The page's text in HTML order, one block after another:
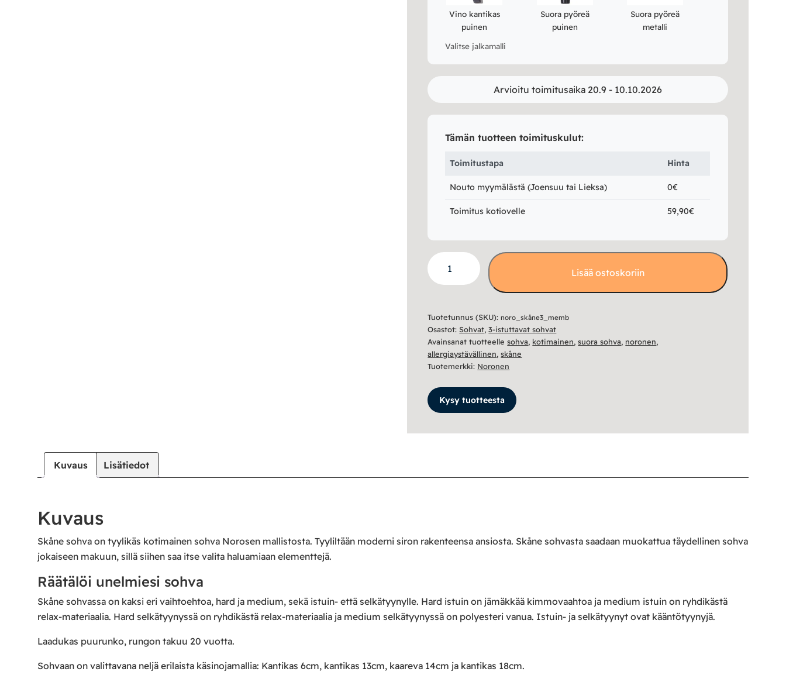
Vino kantikas
puinen
Suora pyöreä
puinen
Suora pyöreä
metalli
Valitse jalkamalli
Arvioitu toimitusaika 20.9 - 10.10.2026
Tämän tuotteen toimituskulut:
Toimitustapa Hinta
Nouto myymälästä (Joensuu tai Lieksa) 0€
Toimitus kotiovelle 59,90€
Skåne
3-
(165
istuin)
määrä
Lisää ostoskoriin
Tuotetunnus (SKU):noro_skåne3_memb
Osastot:Sohvat,3-istuttavat sohvat
Avainsanat tuotteellesohva, kotimainen,suora sohva, noronen,
allergiaystävällinen,skåne
Tuotemerkki: Noronen
Kysy tuotteesta
Kuvaus Lisätiedot
Kuvaus
Skåne sohva on tyylikäs kotimainen sohva Norosen mallistosta. Tyyliltään moderni siron rakenteensa ansiosta. Skåne sohvasta saadaan muokattua täydellinen sohva
jokaiseen makuun, sillä siihen saa itse valita haluamiaan elementtejä.
Räätälöi unelmiesi sohva
Skåne sohvassa on kaksi eri vaihtoehtoa, hard ja medium, sekä istuin- että selkätyynylle. Hard istuin on jämäkkää kimmovaahtoa ja medium istuin on ryhdikästä
relax-materiaalia. Hard selkätyynyssä on ryhdikästä relax-materiaalia ja medium selkätyynyssä on polyesteri vanua. Istuin- ja selkätyynyt ovat kääntötyynyjä.
Laadukas puurunko, rungon takuu 20 vuotta.
Sohvaan on valittavana neljä erilaista käsinojamallia: Kantikas 6cm, kantikas 13cm, kaareva 14cm ja kantikas 18cm.